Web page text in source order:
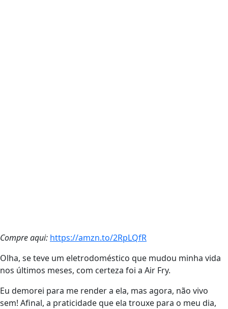
Compre aqui: https://amzn.to/2RpLQfR
Olha, se teve um eletrodoméstico que mudou minha vida
nos últimos meses, com certeza foi a Air Fry.
Eu demorei para me render a ela, mas agora, não vivo
sem! Afinal, a praticidade que ela trouxe para o meu dia,